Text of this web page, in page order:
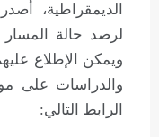
الديمقراطية،
ويمكن الإطلاع
والدراسات على
الرابط التالي: